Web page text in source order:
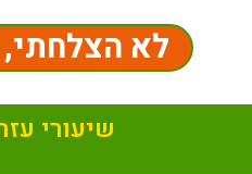
לא הצלחתי,
שיעורי